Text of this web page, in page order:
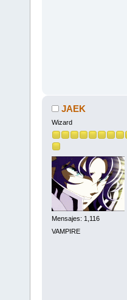
JAEK
Wizard
Mensajes: 1,116
VAMPIRE